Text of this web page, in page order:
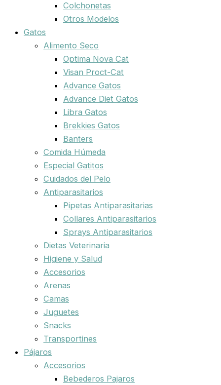
Colchonetas
Otros Modelos
Gatos
Alimento Seco
Optima Nova Cat
Visan Proct-Cat
Advance Gatos
Advance Diet Gatos
Libra Gatos
Brekkies Gatos
Banters
Comida Húmeda
Especial Gatitos
Cuidados del Pelo
Antiparasitarios
Pipetas Antiparasitarias
Collares Antiparasitarios
Sprays Antiparasitarios
Dietas Veterinaria
Higiene y Salud
Accesorios
Arenas
Camas
Juguetes
Snacks
Transportines
Pájaros
Accesorios
Bebederos Pajaros